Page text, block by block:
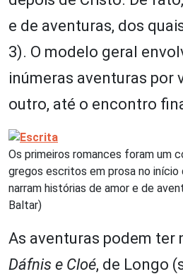
e de aventuras, dos
3). O modelo geral
inúmeras aventuras por
outro, até o encontro
Os primeiros romances foram um
gregos escritos em prosa no início
narram histórias de amor e de
Baltar)
As aventuras podem ter
Dáfnis e Cloé, de Longo